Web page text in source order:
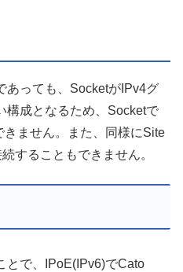
あっても、SocketがIPv4グ
構成となるため、Socketで
ません。また、同様にSite
することもできません。
とで、IPoE(IPv6)でCato